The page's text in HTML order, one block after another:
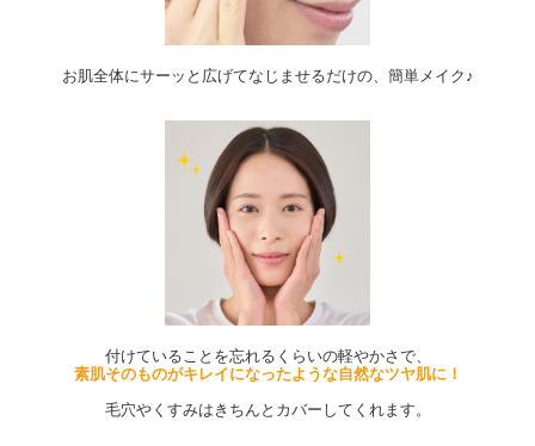
お肌全体にサーッと広げてなじませるだけの、簡単メイク♪
付けていることを忘れるくらいの軽やかさで、
素肌そのものがキレイになったような自然なツヤ肌に！
毛穴やくすみはきちんとカバーしてくれます。